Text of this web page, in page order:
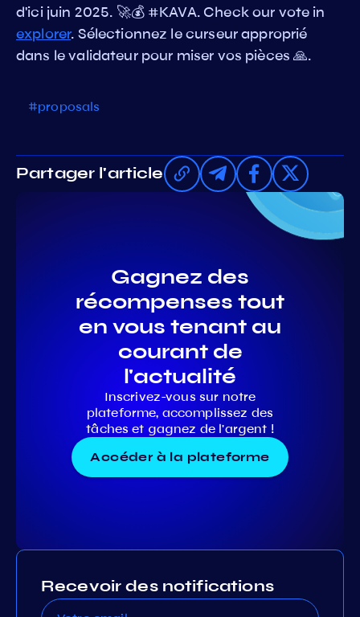
d'ici juin 2025. 🚀💰 #KAVA. Check our vote in
explorer. Sélectionnez le curseur approprié
dans le validateur pour miser vos pièces 🙏.
#proposals
Partager l'article
Gagnez des
récompenses tout
en vous tenant au
courant de
l'actualité
Inscrivez-vous sur notre
plateforme, accomplissez des
tâches et gagnez de l'argent !
Accéder à la plateforme
Recevoir des notifications